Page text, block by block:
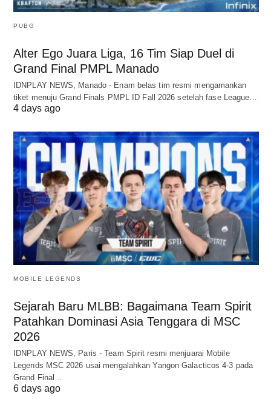
PUBG
Alter Ego Juara Liga, 16 Tim Siap Duel di
Grand Final PMPL Manado
IDNPLAY NEWS, Manado - Enam belas tim resmi mengamankan
tiket menuju Grand Finals PMPL ID Fall 2026 setelah fase League…
4 days ago
MOBILE LEGENDS
Sejarah Baru MLBB: Bagaimana Team Spirit
Patahkan Dominasi Asia Tenggara di MSC
2026
IDNPLAY NEWS, Paris - Team Spirit resmi menjuarai Mobile
Legends MSC 2026 usai mengalahkan Yangon Galacticos 4-3 pada
Grand Final…
6 days ago